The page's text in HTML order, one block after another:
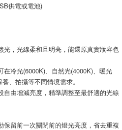
供電或電池)
光，光線柔和且明亮，能還原真實妝容色
冷光(6000K)、自然光(4000K)、暖光
、拍攝等不同情境需求。
由增減亮度，精準調整至最舒適的光線
保留前一次關閉前的燈光亮度，省去重複